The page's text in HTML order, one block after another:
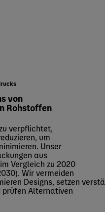
von
Rohstoffen
verpflichtet,
um
Unser
aus
Vergleich zu 2020
Wir vermeiden
Designs, setzen
Alternativen